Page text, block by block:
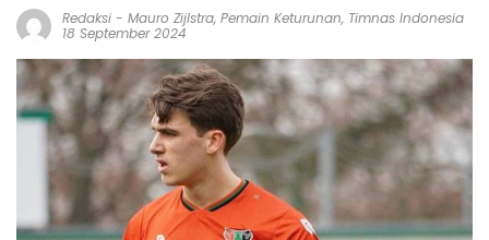
Redaksi - Mauro Zijlstra, Pemain Keturunan, Timnas Indonesia
18 September 2024